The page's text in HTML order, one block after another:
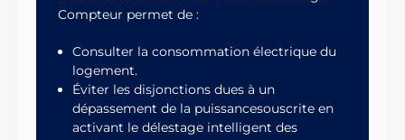
Compteur permet de :
Consulter la consommation électrique du
logement.
Éviter les disjonctions dues à un
dépassement de la puissancesouscrite en
activant le délestage intelligent des